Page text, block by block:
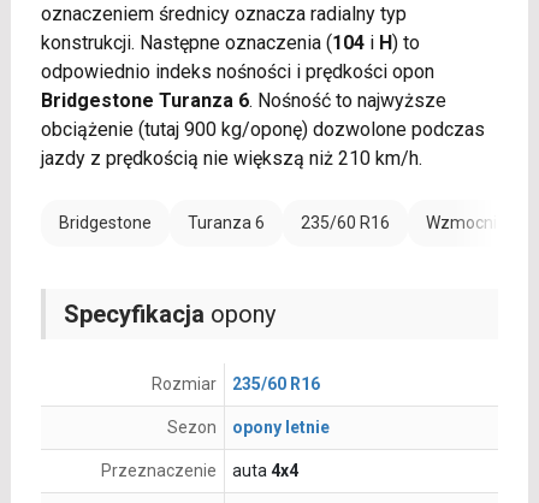
oznaczeniem średnicy oznacza radialny typ
konstrukcji. Następne oznaczenia (104i H) to
odpowiednio indeks nośności i prędkości opon
Bridgestone Turanza 6. Nośność to najwyższe
obciążenie (tutaj 900 kg/oponę) dozwolone podczas
jazdy z prędkością nie większą niż 210 km/h.
Bridgestone Turanza 6 235/60 R16 Wzmocnienie
Specyfikacja opony
Rozmiar 235/60 R16
Sezon opony letnie
Przeznaczenie auta 4x4